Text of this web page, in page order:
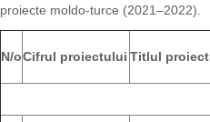
proiecte moldo-turce (2021–2022).
N/oCifrul proiectului Titlul